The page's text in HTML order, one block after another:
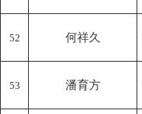
52 何祥久
53 潘育方